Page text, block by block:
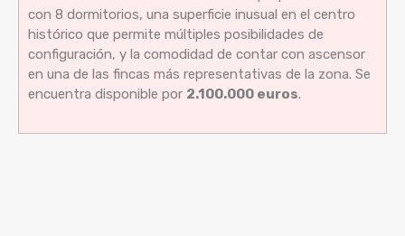
con 8 dormitorios, una superficie inusual en el centro
histórico que permite múltiples posibilidades de
configuración, y la comodidad de contar con ascensor
en una de las fincas más representativas de la zona. Se
encuentra disponible por 2.100.000 euros.